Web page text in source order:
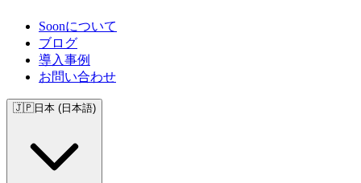
Soonについて
ブログ
導入事例
お問い合わせ
🇯🇵日本 (日本語)